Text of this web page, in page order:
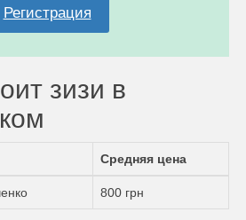
Регистрация
зизи в
Средняя цена
800 грн